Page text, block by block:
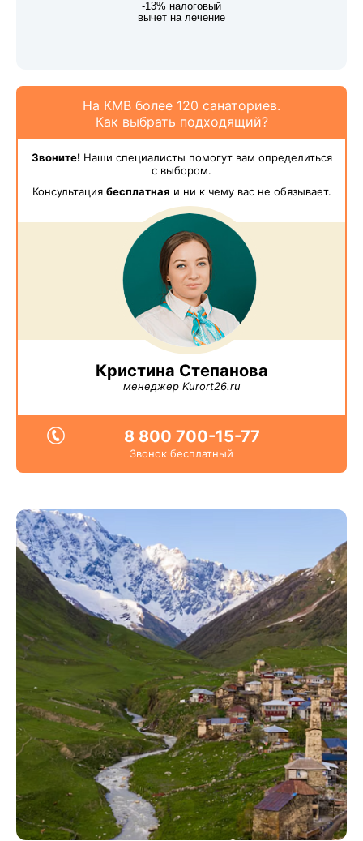
-13% налоговый
вычет на лечение
На КМВ более 120 санаториев.
Как выбрать подходящий?
Звоните!Наши специалисты помогут вам определиться
с выбором.
Консультация бесплатная и ни к чему вас не обязывает.
Кристина Степанова
менеджер Kurort26.ru
8 800 700-15-77
Звонок бесплатный